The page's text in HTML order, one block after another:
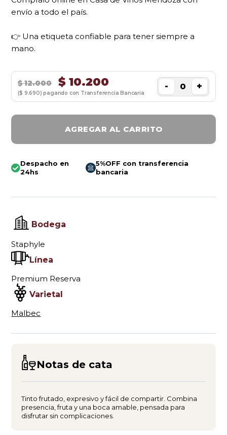
envío a todo el país.
👉 Una etiqueta confiable para tener siempre a
mano.
$12.000 $10.200
($ 9.690) pagando con Transferencia Bancaria
- +
AGREGAR AL CARRITO
Despacho en
24hs
5%OFF con transferencia
bancaria
Bodega
Staphyle
Línea
Premium Reserva
Varietal
Malbec
Notas de cata
Tinto frutado, expresivo y fácil de compartir. Combina
presencia, fruta y una boca amable, pensada para
disfrutar sin complicaciones.